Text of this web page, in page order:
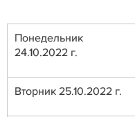
Понедельник
24.10.2022 г.
Вторник 25.10.2022 г.